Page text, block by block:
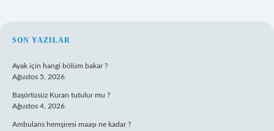
SIDEBAR
SON YAZILAR
Ayak için hangi bölüm bakar ?
Ağustos 5, 2026
Başörtüsüz Kuran tutulur mu ?
Ağustos 4, 2026
Ambulans hemşiresi maaşı ne kadar ?